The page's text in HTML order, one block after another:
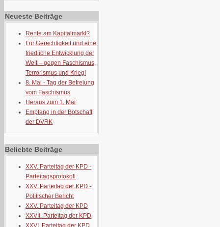
Neueste Beiträge
Rente am Kapitalmarkt?
Für Gerechtigkeit und eine
friedliche Entwicklung der
Welt – gegen Faschismus,
Terrorismus und Krieg!
8. Mai - Tag der Befreiung
vom Faschismus
Heraus zum 1. Mai
Empfang in der Botschaft
der DVRK
Beliebte Beiträge
XXV. Parteitag der KPD -
Parteitagsprotokoll
XXV. Parteitag der KPD -
Politischer Bericht
XXV. Parteitag der KPD
XXVII. Parteitag der KPD
XXVI. Parteitag der KPD